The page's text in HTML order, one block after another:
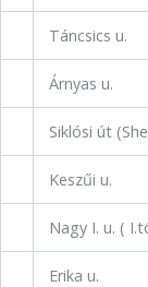
Táncsics u.
Árnyas u.
Siklósi út
Keszűi u.
Nagy I. u. (
Erika u.